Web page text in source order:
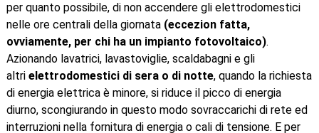
per quanto possibile, di non accendere gli elettrodomestici
nelle ore centrali della giornata (eccezion fatta,
ovviamente, per chi ha un impianto fotovoltaico).
Azionando lavatrici, lavastoviglie, scaldabagni e gli
altri elettrodomestici di sera o di notte, quando la richiesta
di energia elettrica è minore, si riduce il picco di energia
diurno, scongiurando in questo modo sovraccarichi di rete ed
interruzioni nella fornitura di energia o cali di tensione. E per